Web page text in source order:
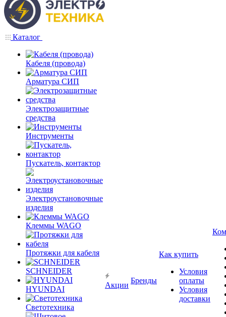
Каталог
Кабеля (провода)
Арматура СИП
Электрозащитные
средства
Инструменты
Пускатель, контактор
Электроустановочные
изделия
Клеммы WAGO
Протяжки для кабеля
SCHNEIDER
HYUNDAI
Светотехника
Акции
Бренды
Как купить
Условия
оплаты
Условия
доставки